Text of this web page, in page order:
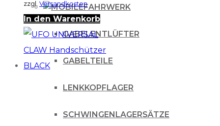
FAHRWERK
GABELENTLÜFTER
GABELTEILE
LENKKOPFLAGER
SCHWINGENLAGERSÄTZE
zzgl. Versandkosten
In den Warenkorb